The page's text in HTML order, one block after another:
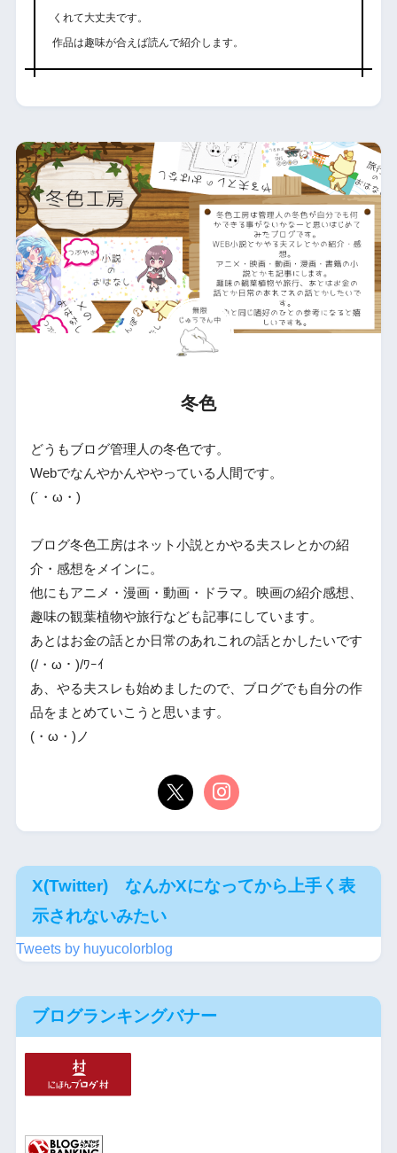
くれて大丈夫です。
作品は趣味が合えば読んで紹介します。
冬色
どうもブログ管理人の冬色です。
Webでなんやかんややっている人間です。
(´・ω・)
ブログ冬色工房はネット小説とかやる夫スレとかの紹
介・感想をメインに。
他にもアニメ・漫画・動画・ドラマ。映画の紹介感想、
趣味の観葉植物や旅行なども記事にしています。
あとはお金の話とか日常のあれこれの話とかしたいです
(/・ω・)/ﾜｰｲ
あ、やる夫スレも始めましたので、ブログでも自分の作
品をまとめていこうと思います。
(・ω・)ノ
X(Twitter) なんかXになってから上手く表
示されないみたい
Tweets by huyucolorblog
ブログランキングバナー